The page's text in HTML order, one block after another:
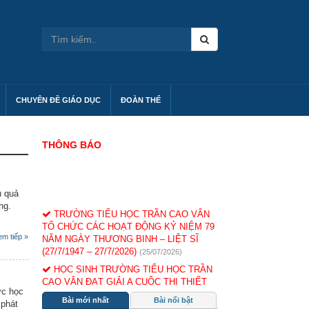
CHUYÊN ĐỀ GIÁO DỤC ĐOÀN THỂ
quả
tiếp »
học
THÔNG BÁO
TRƯỜNG TIỂU HỌC TRẦN CAO VÂN
TỔ CHỨC CÁC HOẠT ĐỘNG KỶ NIỆM 79
NĂM NGÀY THƯƠNG BINH – LIỆT SĨ
(27/7/1947 – 27/7/2026)
(25/07/2026)
HỌC SINH TRƯỜNG TIỂU HỌC TRẦN
CAO VÂN ĐẠT GIẢI A CUỘC THI THIẾT
KẾ TRANH BẰNG VẬT LIỆU TÁI CHẾ
HƯỞNG ỨNG NGÀY MÔI TRƯỜNG THẾ
Bài mới nhất Bài nổi bật